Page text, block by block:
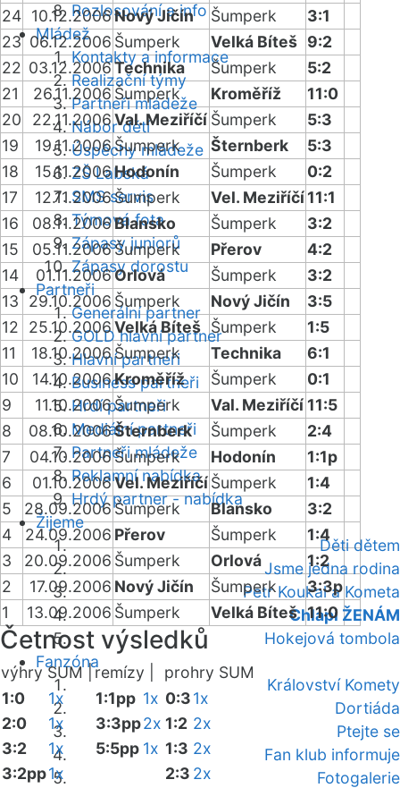
Rozlosování a info
Mládež
Kontakty a informace
Realizační týmy
Partneři mládeže
Nábor dětí
Úspěchy mládeže
ZŠ Labská
SMS servis
Týmová fota
Zápasy juniorů
Zápasy dorostu
Partneři
Generální partner
GOLD hlavní partner
Hlavní partneři
Business partneři
Hrdí partneři
Mediální partneři
Partneři mládeže
Reklamní nabídka
Hrdý partner - nabídka
Žijeme
Děti dětem
Jsme jedna rodina
Petr Koukal a Kometa
Chlapi ŽENÁM
Hokejová tombola
Fanzóna
Království Komety
Dortiáda
Ptejte se
Fan klub informuje
Fotogalerie
24 10.12.2006Nový Jičín Šumperk
3:1
23 06.12.2006 Šumperk Velká Bíteš 9:2
22 03.12.2006Technika Šumperk
5:2
21
26.11.2006 Šumperk Kroměříž
11:0
20
22.11.2006Val. Meziříčí Šumperk
5:3
19
19.11.2006Šumperk Šternberk
5:3
18
15.11.2006Hodonín Šumperk
0:2
17
12.11.2006Šumperk Vel. Meziříčí11:1
16
08.11.2006Blansko Šumperk
3:2
15
05.11.2006Šumperk Přerov
4:2
14
01.11.2006Orlová Šumperk
3:2
13
29.10.2006 Šumperk Nový Jičín
3:5
12
25.10.2006Velká Bíteš Šumperk
1:5
11
18.10.2006Šumperk Technika
6:1
10
14.10.2006Kroměříž Šumperk
0:1
9
11.10.2006Šumperk Val. Meziříčí 11:5
8
08.10.2006Šternberk Šumperk
2:4
7
04.10.2006Šumperk Hodonín
1:1p
6
01.10.2006Vel. MeziříčíŠumperk
1:4
5
28.09.2006Šumperk Blansko
3:2
4
24.09.2006 Přerov Šumperk
1:4
3
20.09.2006 Šumperk Orlová
1:2
2
17.09.2006 Nový Jičín Šumperk
3:3p
1
13.09.2006 Šumperk Velká Bíteš 11:0
Četnost výsledků
výhry SUM |remízy |
prohry SUM
1:0
1x
2:0
1x
3:2
1x
3:2pp1x
1:1pp 1x
3:3pp2x
5:5pp 1x
0:31x
1:2 2x
1:3 2x
2:3 2x